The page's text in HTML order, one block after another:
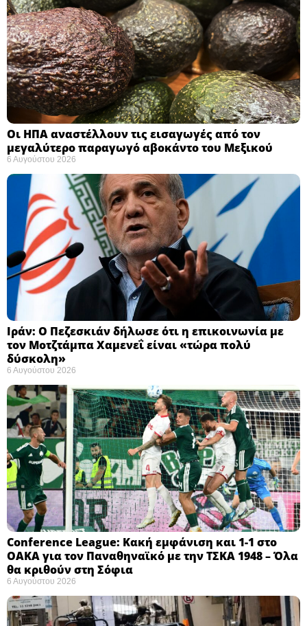
Οι ΗΠΑ αναστέλλουν τις εισαγωγές από τον
μεγαλύτερο παραγωγό αβοκάντο του Μεξικού ​
6 Αυγούστου 2026
Ιράν: Ο Πεζεσκιάν δήλωσε ότι η επικοινωνία με
τον Μοτζτάμπα Χαμενεΐ είναι «τώρα πολύ
δύσκολη» ​
6 Αυγούστου 2026
Conference League: Κακή εμφάνιση και 1-1 στο
ΟΑΚΑ για τον Παναθηναϊκό με την ΤΣΚΑ 1948 – Όλα
θα κριθούν στη Σόφια ​
6 Αυγούστου 2026